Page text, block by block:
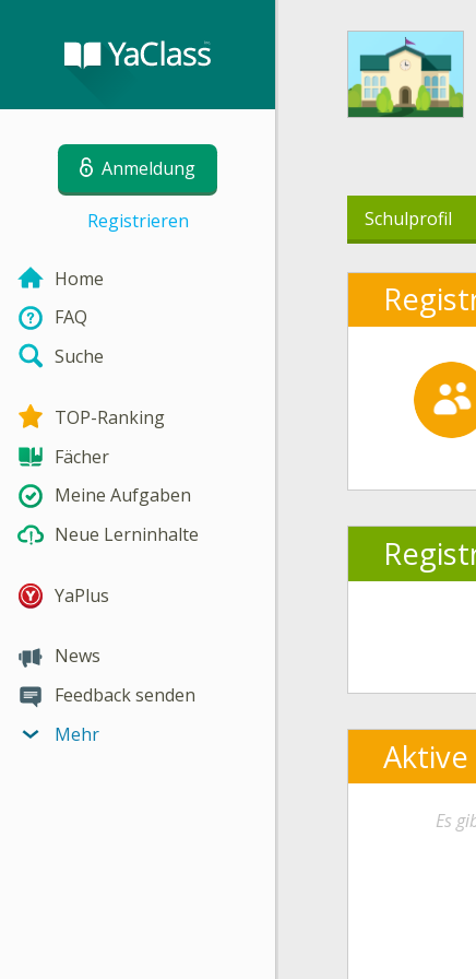
Anmeldung
Registrieren
Home
FAQ
Suche
TOP-Ranking
Fächer
Meine Aufgaben
Neue Lerninhalte
YaPlus
News
Feedback senden
Mehr
Schulprofil
Aktive
Es